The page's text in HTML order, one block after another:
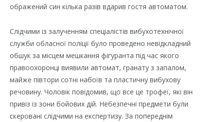
ображений син кілька разів вдарив гостя автоматом.
Слідчими із залученням спеціалістів вибухотехнічної
служби обласної поліції було проведено невідкладний
обшук за місцем мешкання фігуранта під час якого
правоохоронці виявили автомат, гранату з запалом,
майже півтори сотні набоїв та пластичну вибухову
речовину. Чоловік повідомив, що все це трофеї, які він
привіз із зони бойових дій. Небезпечні предмети були
скеровані слідчими на експертизу. За попереднім